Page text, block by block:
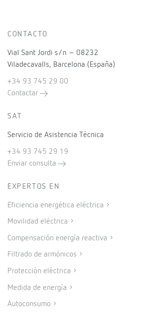
CONTACTO
Vial Sant Jordi s/n – 08232
Viladecavalls, Barcelona (España)
+34 93 745 29 00
Contactar
SAT
Servicio de Asistencia Técnica
+34 93 745 29 19
Enviar consulta
EXPERTOS EN
Eficiencia energética eléctrica
Movilidad eléctrica
Compensación energía reactiva
Filtrado de armónicos
Protección eléctrica
Medida de energía
Autoconsumo